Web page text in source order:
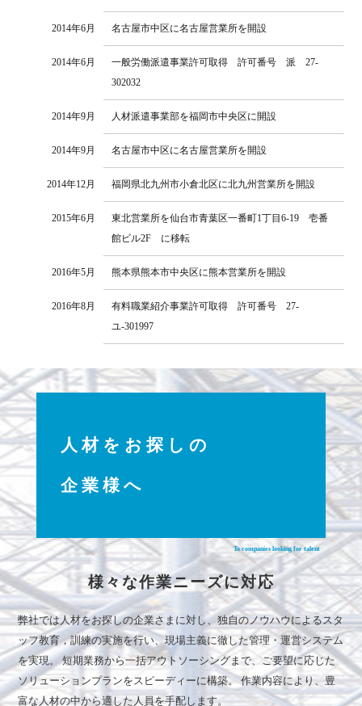
2014年6月 名古屋市中区に名古屋営業所を開設
2014年6月 一般労働派遣事業許可取得 許可番号 派 27-
302032
2014年9月 人材派遣事業部を福岡市中央区に開設
2014年9月 名古屋市中区に名古屋営業所を開設
2014年12月 福岡県北九州市小倉北区に北九州営業所を開設
2015年6月 東北営業所を仙台市青葉区一番町1丁目6-19 壱番
館ビル2F に移転
2016年5月 熊本県熊本市中央区に熊本営業所を開設
2016年8月 有料職業紹介事業許可取得 許可番号 27-
ユ-301997
人材を お探しの
企業様へ
To companies looking for talent
様々な作業ニーズに対応
弊社では人材をお探しの企業さまに対し、独自のノウハウによるスタ
ッフ教育，訓練の実施を行い、現場主義に徹した管理・運営システム
を実現。 短期業務から一括アウトソーシングまで、ご要望に応じた
ソリューションプランをスピーディーに構築。 作業内容により、豊
富な人材の中から適した人員を手配します。